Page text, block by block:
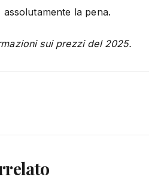
la pena.
sui prezzi del 2025.